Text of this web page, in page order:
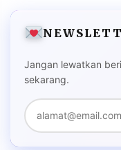
Jangan lewatkan
sekarang.